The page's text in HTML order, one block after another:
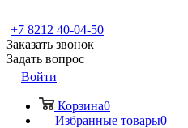
+7 8212 40-04-50
Заказать звонок
Задать вопрос
Войти
Корзина0
Избранные товары0